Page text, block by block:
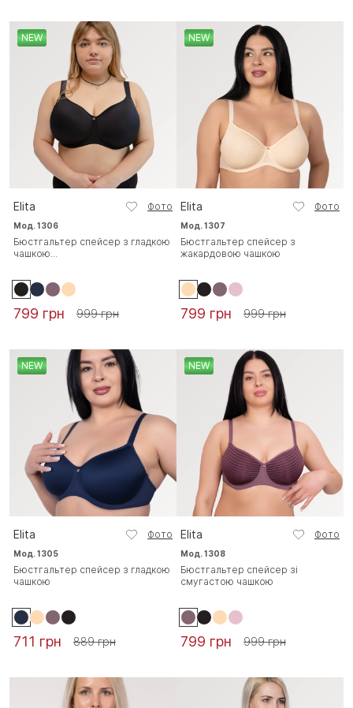
NEW
Elita Фото
Мод. 1306
Бюстгальтер спейсер з гладкою
чашкою...
799 грн 999 грн
NEW
Elita Фото
Мод. 1307
Бюстгальтер спейсер з
жакардовою чашкою
799 грн 999 грн
NEW
Elita Фото
Мод. 1305
Бюстгальтер спейсер з гладкою
чашкою
711 грн 889 грн
NEW
Elita Фото
Мод. 1308
Бюстгальтер спейсер зі
смугастою чашкою
799 грн 999 грн